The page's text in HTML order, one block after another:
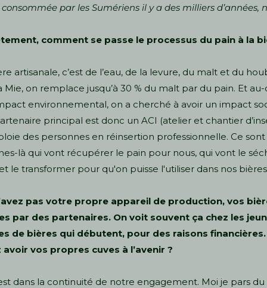
par les Sumériens il y a des milliers d’années,
comment se passe le processus du pain à la
artisanale, c’est de l’eau, de la levure, du malt et du
Mie, on remplace jusqu’à 30 % du malt par du pain. Et
environnemental, on a cherché à avoir un impact
principal est donc un ACI (atelier et chantier
des personnes en réinsertion professionnelle. Ce sont
là qui vont récupérer le pain pour nous, qui vont le
le transformer pour qu'on puisse l'utiliser dans nos
pas votre propre appareil de production, vos
par des partenaires. On voit souvent ça chez les
de bières qui débutent, pour des raisons financières.
avoir vos propres cuves à l’avenir ?
dans la continuité de notre engagement. Moi je pars du